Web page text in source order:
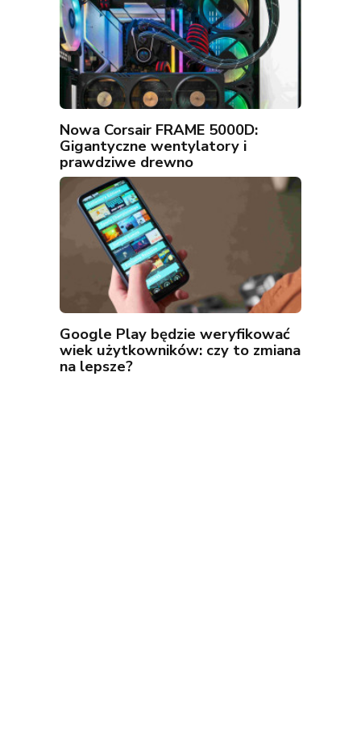
Nowa Corsair FRAME 5000D:
Gigantyczne wentylatory i
prawdziwe drewno
Google Play będzie weryfikować
wiek użytkowników: czy to zmiana
na lepsze?